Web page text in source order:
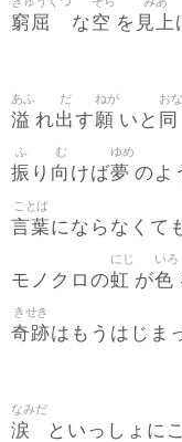
窮屈 な空 を 見上
溢
あふ
れ出
だ
す願
ねが
いと 同
おな
振
ふ
り 向
む
けば夢
ゆめ
のよ
言葉
ことば
にならなくて
モノクロの虹
にじ
が色
いろ
奇跡
きせき
はもうはじま
涙
なみだ
といっしょに